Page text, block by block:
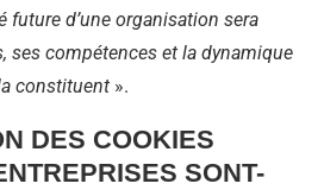
future d’une organisation sera
ses compétences et la dynamique
constituent ».
DES COOKIES
SONT-